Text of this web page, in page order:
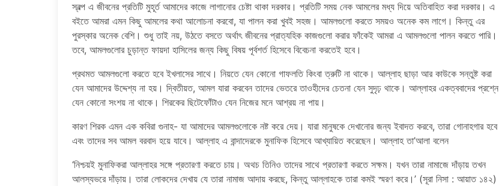
স্বল্প এ জীবনের প্রতিটি মুহূর্ত আমাদের কাজে লাগানোর চেষ্টা থাকা দরকার। প্রতিটি সময় নেক আমলের মধ্য দিয়ে অতিবাহিত করা দরকার। এ
বইতে আমরা এমন কিছু আমলের কথা আলোচনা করবো, যা পালন করা খুবই সহজ। আমলগুলো করতে সময়ও অনেক কম লাগে। কিন্তু এর
পুরস্কার অনেক বেশি। শুধু তাই নয়, উঠতে বসতে অর্থাৎ জীবনের প্রাত্যহিক কাজগুলো করার ফাঁকেই আমরা এ আমলগুলো পালন করতে পারি।
তবে, আমলগুলোর চুড়ান্ত ফায়দা হাসিলের জন্য কিছু বিষয় পূর্বশর্ত হিসেবে বিবেচনা করতেই হবে।
প্রথমত আমলগুলো করতে হবে ইখলাসের সাথে। নিয়তে যেন কোনো গাফলতি কিংবা ত্রুটি না থাকে। আল্লাহ ছাড়া আর কাউকে সন্তুষ্ট করা
যেন আমাদের উদ্দেশ্য না হয়। দ্বিতীয়ত, আমল যারা করবেন তাদের ভেতরে তাওহীদের চেতনা যেন সুদৃঢ় থাকে। আল্লাহর একত্ববাদের প্রশ্নে
যেন কোনো সংশয় না থাকে। শিরকের ছিটেফোঁটাও যেন নিজের মনে আশ্রয় না পায়।
কারণ শিরক এমন এক কবিরা গুনাহ- যা আমাদের আমলগুলোকে নষ্ট করে দেয়। যারা মানুষকে দেখানোর জন্য ইবাদত করবে, তারা গোনাহগার হবে
এবং তাদের সব আমল বরবাদ হয়ে যাবে। আল্লাহ এ বান্দাদেরকে মুনাফিক হিসেবে আখ্যায়িত করেছেন। আল্লাহ তা’আলা বলেন
‘নিশ্চয়ই মুনাফিকরা আল্লাহর সঙ্গে প্রতারণা করতে চায়। অথচ তিনিও তাদের সাথে প্রতারণা করতে সক্ষম। যখন তারা নামাজে দাঁড়ায় তখন
আলস্যভরে দাঁড়ায়। তারা লোকদের দেখায় যে তারা নামাজ আদায় করছে, কিন্তু আল্লাহকে তারা কমই স্মরণ করে।’ (সূরা নিসা : আয়াত ১৪২)